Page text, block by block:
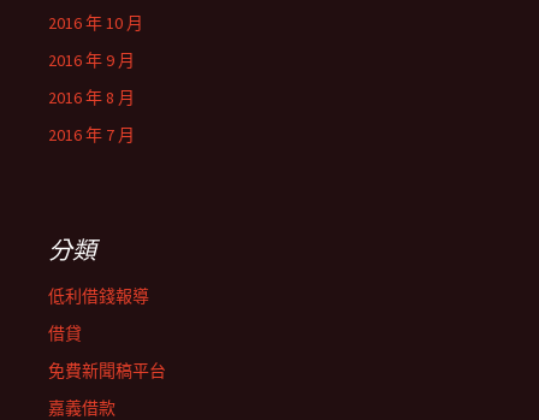
2016 年 10 月
2016 年 9 月
2016 年 8 月
2016 年 7 月
分類
低利借錢報導
借貸
免費新聞稿平台
嘉義借款